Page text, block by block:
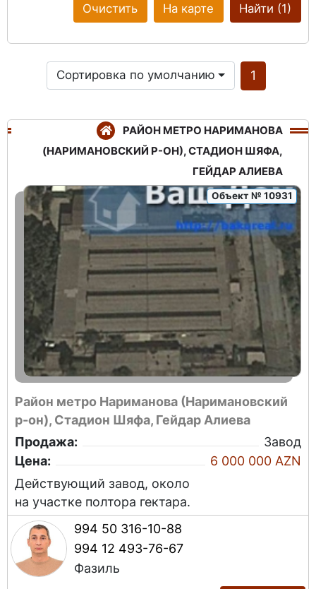
Найти (1)
На карте
Очистить
Сортировка по умолчанию 1
РАЙОН МЕТРО НАРИМАНОВА
(НАРИМАНОВСКИЙ Р-ОН), СТАДИОН ШЯФА,
ГЕЙДАР АЛИЕВА
Объект № 10931
Район метро Нариманова (Наримановский
р-он), Стадион Шяфа, Гейдар Алиева
Продажа:
Завод
Цена:
6 000 000 AZN
Действующий завод, около
на участке полтора гектара.
994 50 316-10-88
994 12 493-76-67
Фазиль